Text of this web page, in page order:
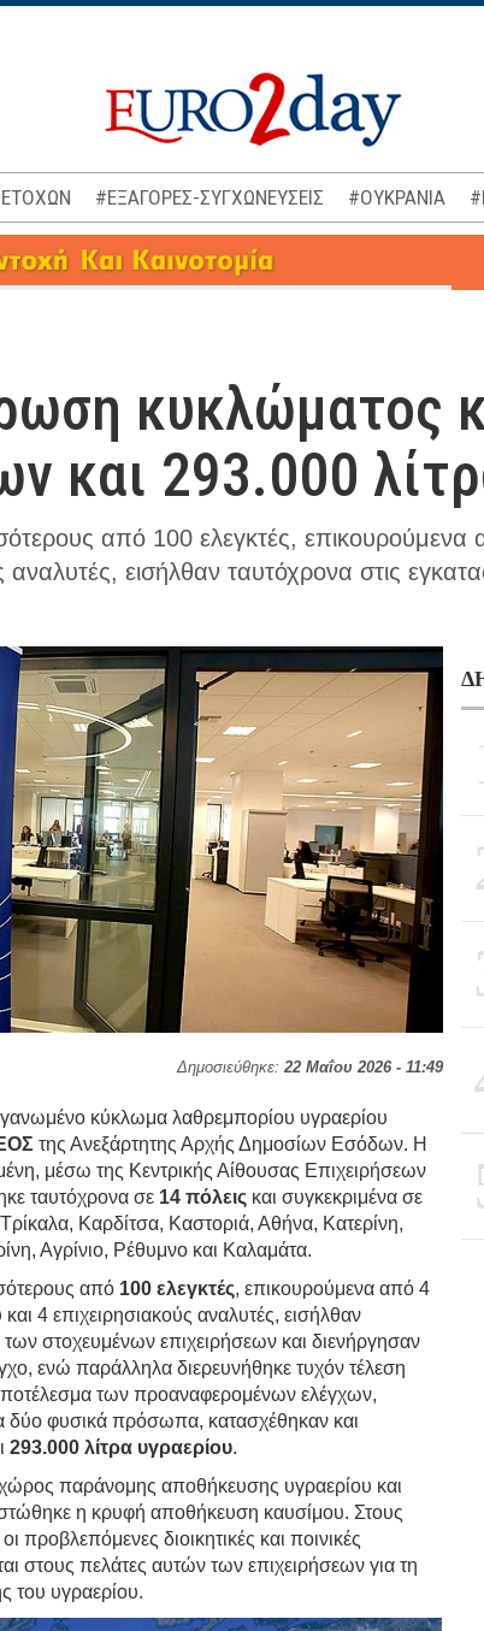
#ΕΞΑΓΟΡΕΣ-ΣΥΓΧΩΝΕΥΣΕΙΣ #ΟΥΚΡΑΝΙΑ
κυκλώματος
και 293.000
από 100 ελεγκτές, επικουρούμενα
αναλυτές, εισήλθαν ταυτόχρονα στις
Δημοσιεύθηκε: 22 Μαΐου 2026 - 11:49
κύκλωμα λαθρεμπορίου υγραερίου
της Ανεξάρτητης Αρχής Δημοσίων Εσόδων. Η
μέσω της Κεντρικής Αίθουσας Επιχειρήσεων
ταυτόχρονα σε 14 πόλεις και συγκεκριμένα σε
Καρδίτσα, Καστοριά, Αθήνα, Κατερίνη,
Αγρίνιο, Ρέθυμνο και Καλαμάτα.
από 100 ελεγκτές, επικουρούμενα από 4
4 επιχειρησιακούς αναλυτές, εισήλθαν
των στοχευμένων επιχειρήσεων και διενήργησαν
ενώ παράλληλα διερευνήθηκε τυχόν τέλεση
των προαναφερομένων ελέγχων,
δύο φυσικά πρόσωπα, κατασχέθηκαν και
293.000 λίτρα υγραερίου.
παράνομης αποθήκευσης υγραερίου και
η κρυφή αποθήκευση καυσίμου. Στους
προβλεπόμενες διοικητικές και ποινικές
στους πελάτες αυτών των επιχειρήσεων για τη
του υγραερίου.